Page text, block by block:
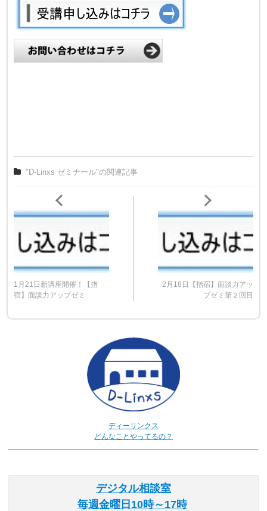
"D-Linxs ゼミナール"の関連記事
1月21日新講座開催！【指
宿】面談力アップゼミ
2月18日【指宿】面談力アッ
プゼミ第２回目
ディーリンクス
どんなことやってるの？
デジタル相談室
毎週金曜日10時～17時